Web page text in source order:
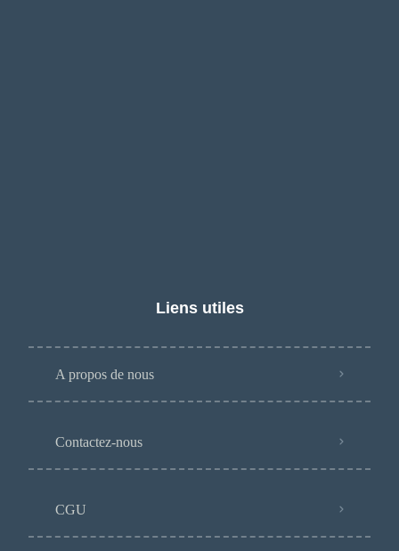
Liens utiles
A propos de nous
Contactez-nous
CGU